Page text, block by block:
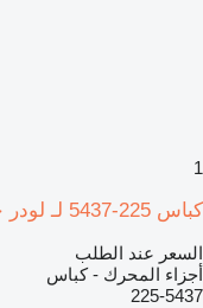
1
كباس 225-5437 لـ لودر حفار Caterpillar 416E
السعر عند الطلب
أجزاء المحرك - كباس
225-5437